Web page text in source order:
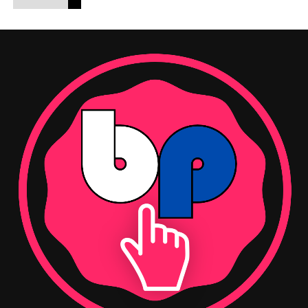
%90+ Kadın İstihdamı:
Gelişim ve Liderlik:Çok sayıda kadına istihdam,
eğitim ve gelişim fırsatı sunan Suwen Akademi
projesi hayata geçirildi.
Toplumsal Destek:
Pembe İzler Kadın Kanserleri
Derneği ile iş birlikleri yürütüldü. Marka,
A Milli
Kadın Voleybol Takımı’nın resmi sponsoruolarak
kadınların spordaki görünürlüğünü artırmayı
hedefledi.
Çevresel Dönüşüm ve Döngüsel Ekonomi Hamleleri
Marka, çevresel ayak izini azaltma konusunda somut
adımlar attı ve
döngüsel ekonomianlayışını
operasyonlarına entegre etti. Geri dönüştürülmüş
materyallerle, düşük su ve enerji tüketimiyle üretilen,
Başkanı A. Vahap Şehitoğlu ise Hasan Rıdvanoğulları’nın
ayrıca oda seçimlerinde Rıdvanoğulları ve ekibine
başarılar diledi.